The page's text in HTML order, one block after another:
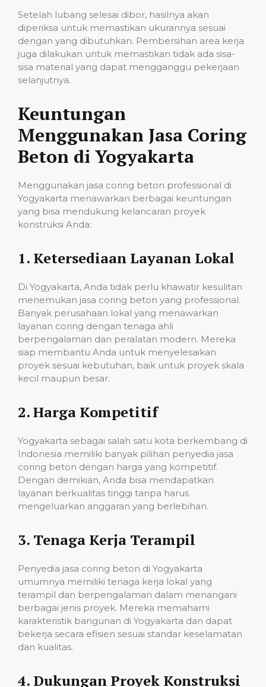
Setelah lubang selesai dibor, hasilnya akan
diperiksa untuk memastikan ukurannya sesuai
dengan yang dibutuhkan. Pembersihan area kerja
juga dilakukan untuk memastikan tidak ada sisa-
sisa material yang dapat mengganggu pekerjaan
selanjutnya.
Keuntungan
Menggunakan Jasa Coring
Beton di Yogyakarta
Menggunakan jasa coring beton professional di
Yogyakarta menawarkan berbagai keuntungan
yang bisa mendukung kelancaran proyek
konstruksi Anda:
1. Ketersediaan Layanan Lokal
Di Yogyakarta, Anda tidak perlu khawatir kesulitan
menemukan jasa coring beton yang professional.
Banyak perusahaan lokal yang menawarkan
layanan coring dengan tenaga ahli
berpengalaman dan peralatan modern. Mereka
siap membantu Anda untuk menyelesaikan
proyek sesuai kebutuhan, baik untuk proyek skala
kecil maupun besar.
2.Harga Kompetitif
Yogyakarta sebagai salah satu kota berkembang di
Indonesia memiliki banyak pilihan penyedia jasa
coring beton dengan harga yang kompetitif.
Dengan demikian, Anda bisa mendapatkan
layanan berkualitas tinggi tanpa harus
mengeluarkan anggaran yang berlebihan.
3. Tenaga Kerja Terampil
Penyedia jasa coring beton di Yogyakarta
umumnya memiliki tenaga kerja lokal yang
terampil dan berpengalaman dalam menangani
berbagai jenis proyek. Mereka memahami
karakteristik bangunan di Yogyakarta dan dapat
bekerja secara efisien sesuai standar keselamatan
dan kualitas.
4. Dukungan Proyek Konstruksi